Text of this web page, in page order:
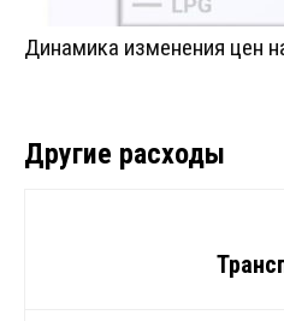
Динамика изменения цен
Другие расходы